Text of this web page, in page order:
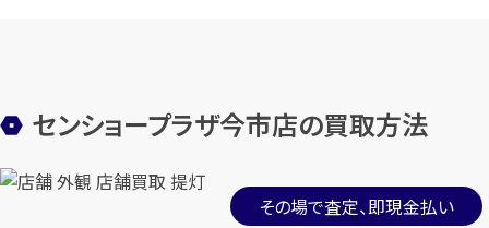
センショープラザ今市店の買取方法
その場で査定、即現金払い